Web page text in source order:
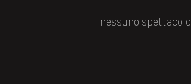
nessuno spettacolo